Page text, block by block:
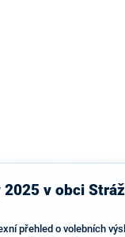
2025 v obci
přehled o volebních